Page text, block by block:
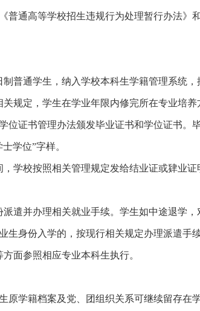
普通高等学校招生违规行为处理暂行办法》
普通学生，纳入学校本科生学籍管理系统，
规定，学生在学业年限内修完所在专业培
位证书管理办法颁发毕业证书和学位证书。
学位”字样。
学校按照相关管理规定发给结业证或肄业
遣并办理相关就业手续。学生如中途退学
身份入学的，按现行相关规定办理派遣手续
面参照相应专业本科生执行。
原学籍档案及党、团组织关系可继续留存在